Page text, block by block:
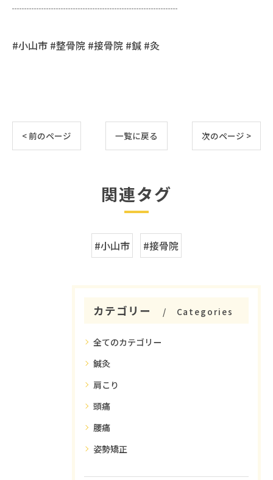
┈┈┈┈┈┈┈┈┈┈┈┈┈┈┈┈┈
#小山市 #整骨院 #接骨院 #鍼 #灸
< 前のページ 一覧に戻る 次のページ >
関連タグ
#小山市 #接骨院
カテゴリー Categories
全てのカテゴリー
鍼灸
肩こり
頭痛
腰痛
姿勢矯正